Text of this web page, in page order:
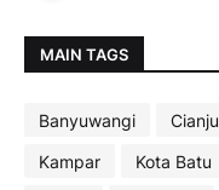
MAIN TAGS
Banyuwangi
Kampar
Kota Batu